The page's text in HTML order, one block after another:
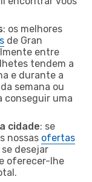
: os melhores
de Gran
entre
tendem a
e durante a
semana ou
conseguir uma
cidade: se
nossas ofertas
desejar
oferecer-lhe